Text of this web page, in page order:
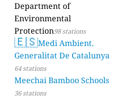
Department of
Environmental
Protection98 stations
🇪🇸Medi Ambient.
Generalitat De Catalunya
64 stations
Meechai Bamboo Schools
36 stations